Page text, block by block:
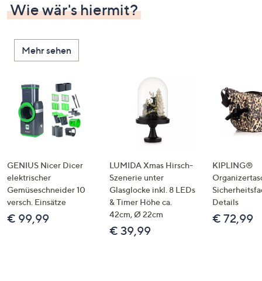
Wie wär's hiermit?
Mehr sehen
GENIUS Nicer Dicer
elektrischer
Gemüseschneider 10
versch. Einsätze
€ 99,99
LUMIDA Xmas Hirsch-
Szenerie unter
Glasglocke inkl. 8 LEDs
& Timer Höhe ca.
42cm, Ø 22cm
€ 39,99
KIPLING®
Details
€ 72,99